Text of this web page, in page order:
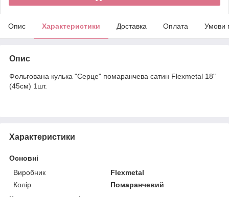
Опис Характеристики Доставка Оплата Умови
Опис
Фольгована кулька "Серце" помаранчева сатин Flexmetal 18"
(45см) 1шт.
Характеристики
Основні
Виробник
Flexmetal
Колір
Помаранчевий